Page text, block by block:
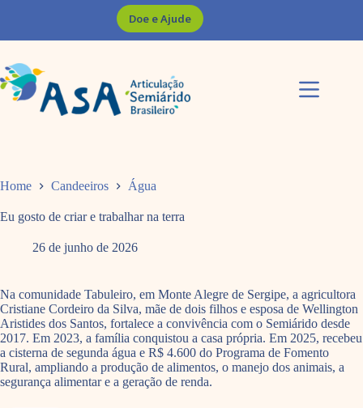
Doe e Ajude
Home Candeeiros Água
Eu gosto de criar e trabalhar na terra
26 de junho de 2026
Na comunidade Tabuleiro, em Monte Alegre de Sergipe, a agricultora
Cristiane Cordeiro da Silva, mãe de dois filhos e esposa de Wellington
Aristides dos Santos, fortalece a convivência com o Semiárido desde
2017. Em 2023, a família conquistou a casa própria. Em 2025, recebeu
a cisterna de segunda água e R$ 4.600 do Programa de Fomento
Rural, ampliando a produção de alimentos, o manejo dos animais, a
segurança alimentar e a geração de renda.